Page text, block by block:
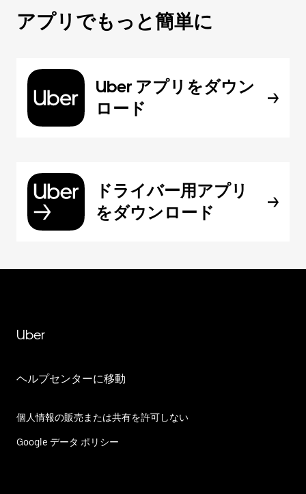
アプリでもっと簡単に
Uber アプリをダウン
ロード
ドライバー用アプリ
をダウンロード
Uber
ヘルプセンターに移動
個人情報の販売または共有を許可しない
Google データ ポリシー